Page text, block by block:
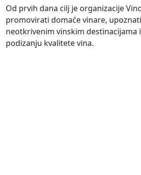
Od prvih dana cilj je organizacije
promovirati domaće vinare,
neotkrivenim vinskim destinacijama
podizanju kvalitete vina.